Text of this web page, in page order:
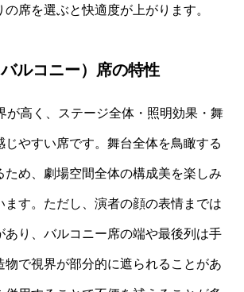
席を選ぶと快適度が上がります。
ルコニー）席の特性
が高く、ステージ全体・照明効果・舞
じやすい席です。舞台全体を鳥瞰する
ため、劇場空間全体の構成美を楽しみ
ます。ただし、演者の顔の表情までは
あり、バルコニー席の端や最後列は手
物で視界が部分的に遮られることがあ